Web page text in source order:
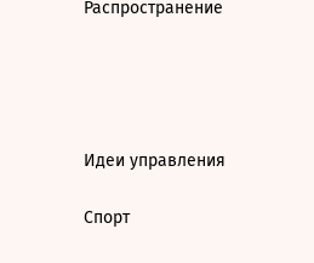
Распространение
Идеи управления
Спорт